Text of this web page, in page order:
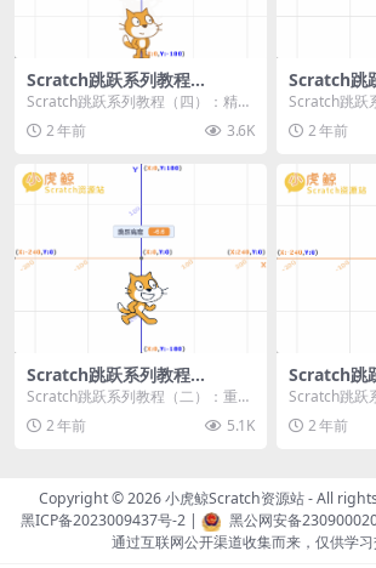
Scratch跳跃系列教程
（四）：精准着陆
Scratch跳跃系列教程（四）：精准
着陆 作者：小虎鲸Scratch资源站
... 2 年前 3.6K
Scratch跳
（三）：
Scratch跳跃
跳跃 作者：
连...2 年前
Scratch跳跃系列教程
（二）：重力跳跃
Scratch跳跃系列教程（二）：重力
跳跃 作者：小虎鲸Scratch资源站
按...2 年前 5.1K
Scratch跳
（一）：
Scratch跳跃
跳跃 作者：
按...2 年前
Copyright © 2026小虎鲸Scratch资源站- All
黑ICP备2023009437号-2| 黑公网安备
通过互联网公开渠道收集而来，仅供学